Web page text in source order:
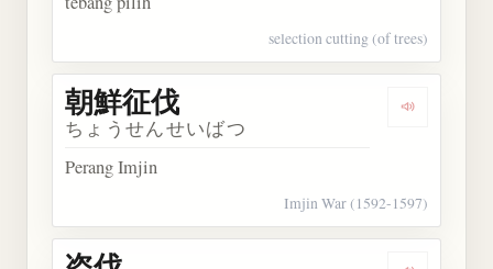
selection cutting (of trees)
Dengarkan
朝鮮征伐
ちょうせんせいばつ
Perang Imjin
Imjin War (1592-1597)